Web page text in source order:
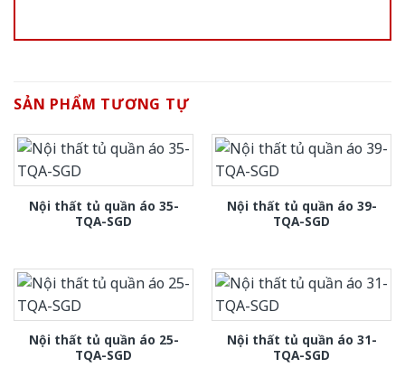
SẢN PHẨM TƯƠNG TỰ
Nội thất tủ quần áo 35-
TQA-SGD
Nội thất tủ quần áo 39-
TQA-SGD
Nội thất tủ quần áo 25-
TQA-SGD
Nội thất tủ quần áo 31-
TQA-SGD